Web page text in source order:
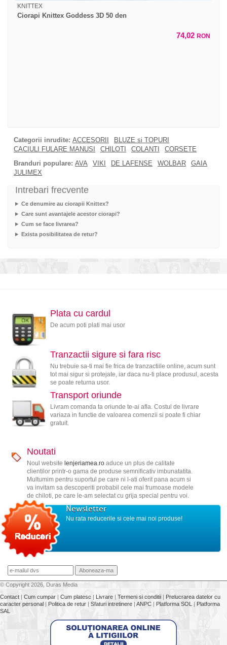
KNITTEX
Ciorapi Knittex Goddess 3D 50 den
74,02 RON
Categorii inrudite: ACCESORII
BLUZE si TOPURI
CACIULI FULARE MANUSI
CHILOTI COLANTI
CORSETE
Branduri populare: AVA VIKI DE LAFENSE WOLBAR
GAIA
JULIMEX
Intrebari frecvente
Ce denumire au ciorapii Knittex?
Care sunt avantajele acestor ciorapi?
Cum se face livrarea?
Exista posibilitatea de retur?
Plata cu cardul
De acum poti plati mai usor
Tranzactii sigure si fara risc
Nu trebuie sa-ti mai fie frica de tranzactiile online, acum sunt
tot mai sigur si protejate, iar daca nu-ti place produsul, acesta
se poate returna usor.
Transport oriunde
Livram comanda ta oriunde te-ai afla. Costul de livrare
variaza in functie de valoarea comenzii si poate fi chiar
gratuit.
Noutati
Noul website lenjeriamea.roaduce un plus de calitate
clientilor printr-o gama de produse semnificativ imbunatatita.
Multumim pentru suportul pe care ni l-ati oferit pana acum si
va invitam sa descoperiti probabil cele mai frumoase modele
de chiloti, pe care le-am selectat cu grija special pentru voi.
Newsletter
Nu rata reducerile si cele mai noi produse!
© Copyright 2026, Duras Media
Contact | Cum cumpar | Cum platesc | Livrare | Termeni si conditii | Prelucrarea datelor cu
caracter personal| Politica de retur | Sfaturi intretinere | ANPC | Platforma SOL | Platforma
SAL